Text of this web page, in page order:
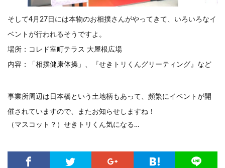
そして4月27日には本物のお相撲さんがやってきて、いろいろなイ
ベントが行われるそうですよ。
場所：コレド室町テラス 大屋根広場
内容： 「相撲健康体操」、『せきトリくんグリーティング』など
事業所周辺は日本橋という土地柄もあって、頻繁にイベントが開
催されていますので、またお知らせしますね！
（マスコット？）せきトリくん気になる…